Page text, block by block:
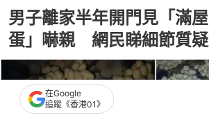
男子離家半年開門見「滿
蛋」嚇親 網民睇細節質
在Google
追蹤《香港01》